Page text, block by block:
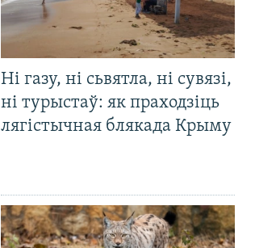
Ні газу, ні сьвятла, ні сувязі,
ні турыстаў: як праходзіць
лягістычная блякада Крыму